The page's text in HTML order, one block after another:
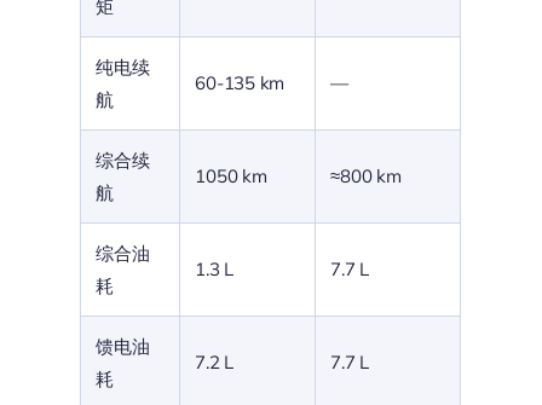
矩
纯电续
航
60-135 km —
综合续
航
1050 km ≈800 km
综合油
耗
1.3 L 7.7 L
馈电油
耗
7.2 L 7.7 L